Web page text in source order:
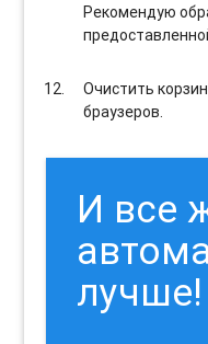
Рекомендую
Очистить
браузеров.
И все
лучше!